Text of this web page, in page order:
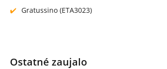
Gratussino (ETA3023)
Ostatné zaujalo